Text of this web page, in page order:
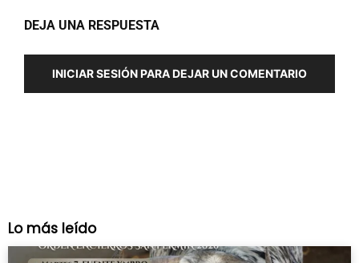
DEJA UNA RESPUESTA
INICIAR SESIÓN PARA DEJAR UN COMENTARIO
Lo más leído